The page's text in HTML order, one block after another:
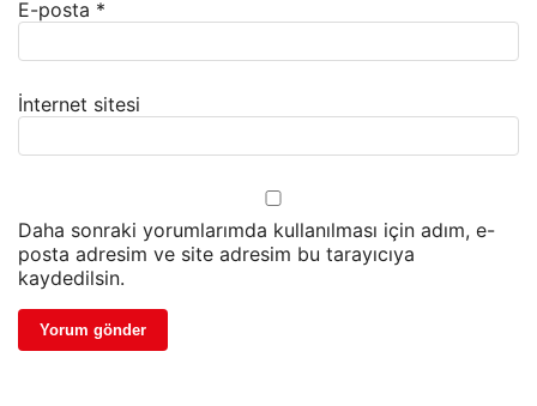
E-posta *
İnternet sitesi
Daha sonraki yorumlarımda kullanılması için adım, e-
posta adresim ve site adresim bu tarayıcıya
kaydedilsin.